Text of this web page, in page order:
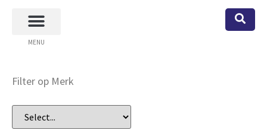
MENU
Filter op Merk